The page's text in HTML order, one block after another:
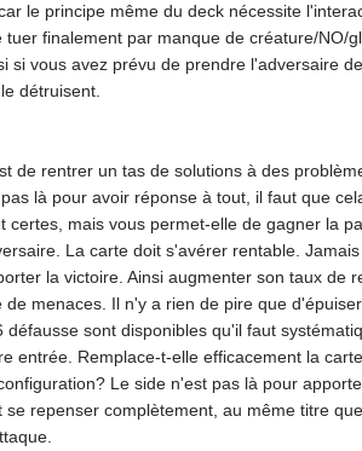
le principe même du deck nécessite
finalement par manque de créature/NO/
si vous avez prévu de prendre l'adversaire
détruisent.
de rentrer un tas de solutions à des
là pour avoir réponse à tout, il faut que
mais vous permet-elle de gagner la
La carte doit s'avérer rentable.
la victoire. Ainsi augmenter son taux de
menaces. Il n'y a rien de pire que
sont disponibles qu'il faut
entrée. Remplace-t-elle efficacement la
Le side n'est pas là pour
repenser complètement, au même titre